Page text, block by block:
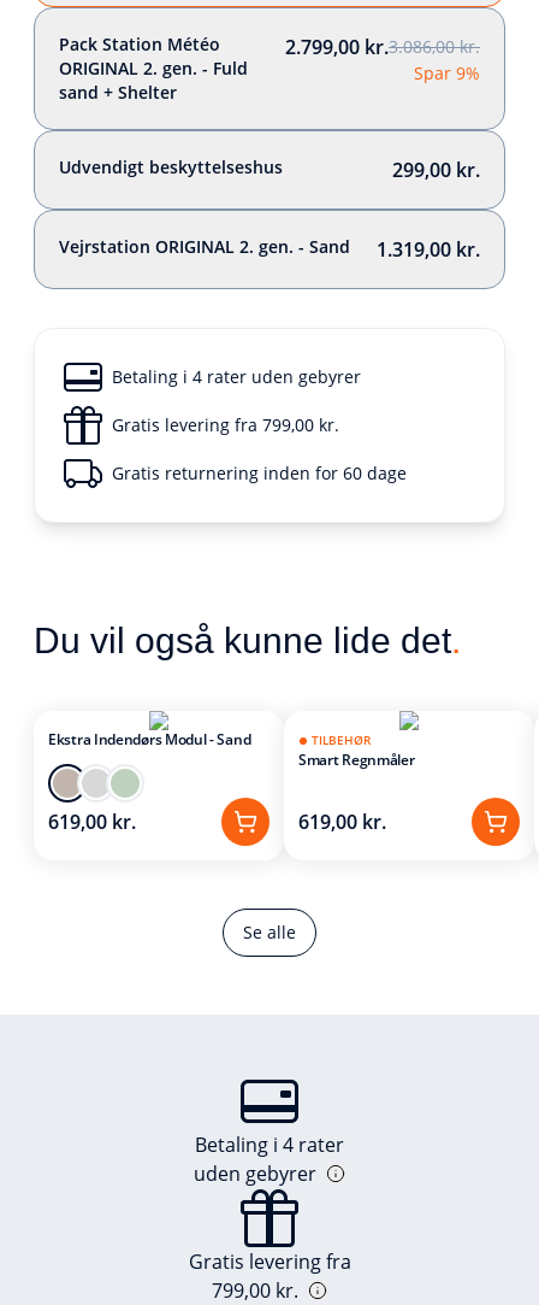
Pack Station Météo
ORIGINAL 2. gen. - Fuld
sand + Shelter
2.799,00 kr.3.086,00 kr.
Spar 9%
Udvendigt beskyttelseshus 299,00 kr.
Vejrstation ORIGINAL 2. gen. - Sand 1.319,00 kr.
Betaling i 4 rater uden gebyrer
Gratis levering fra 799,00 kr.
Gratis returnering inden for 60 dage
Du vil også kunne lide det.
Se alle
Ekstra Indendørs Modul - Sand
619,00 kr.
TILBEHØR
Smart Regnmåler
619,00 kr.
Betaling i 4 rater
uden gebyrer
Gratis levering fra
799,00 kr.